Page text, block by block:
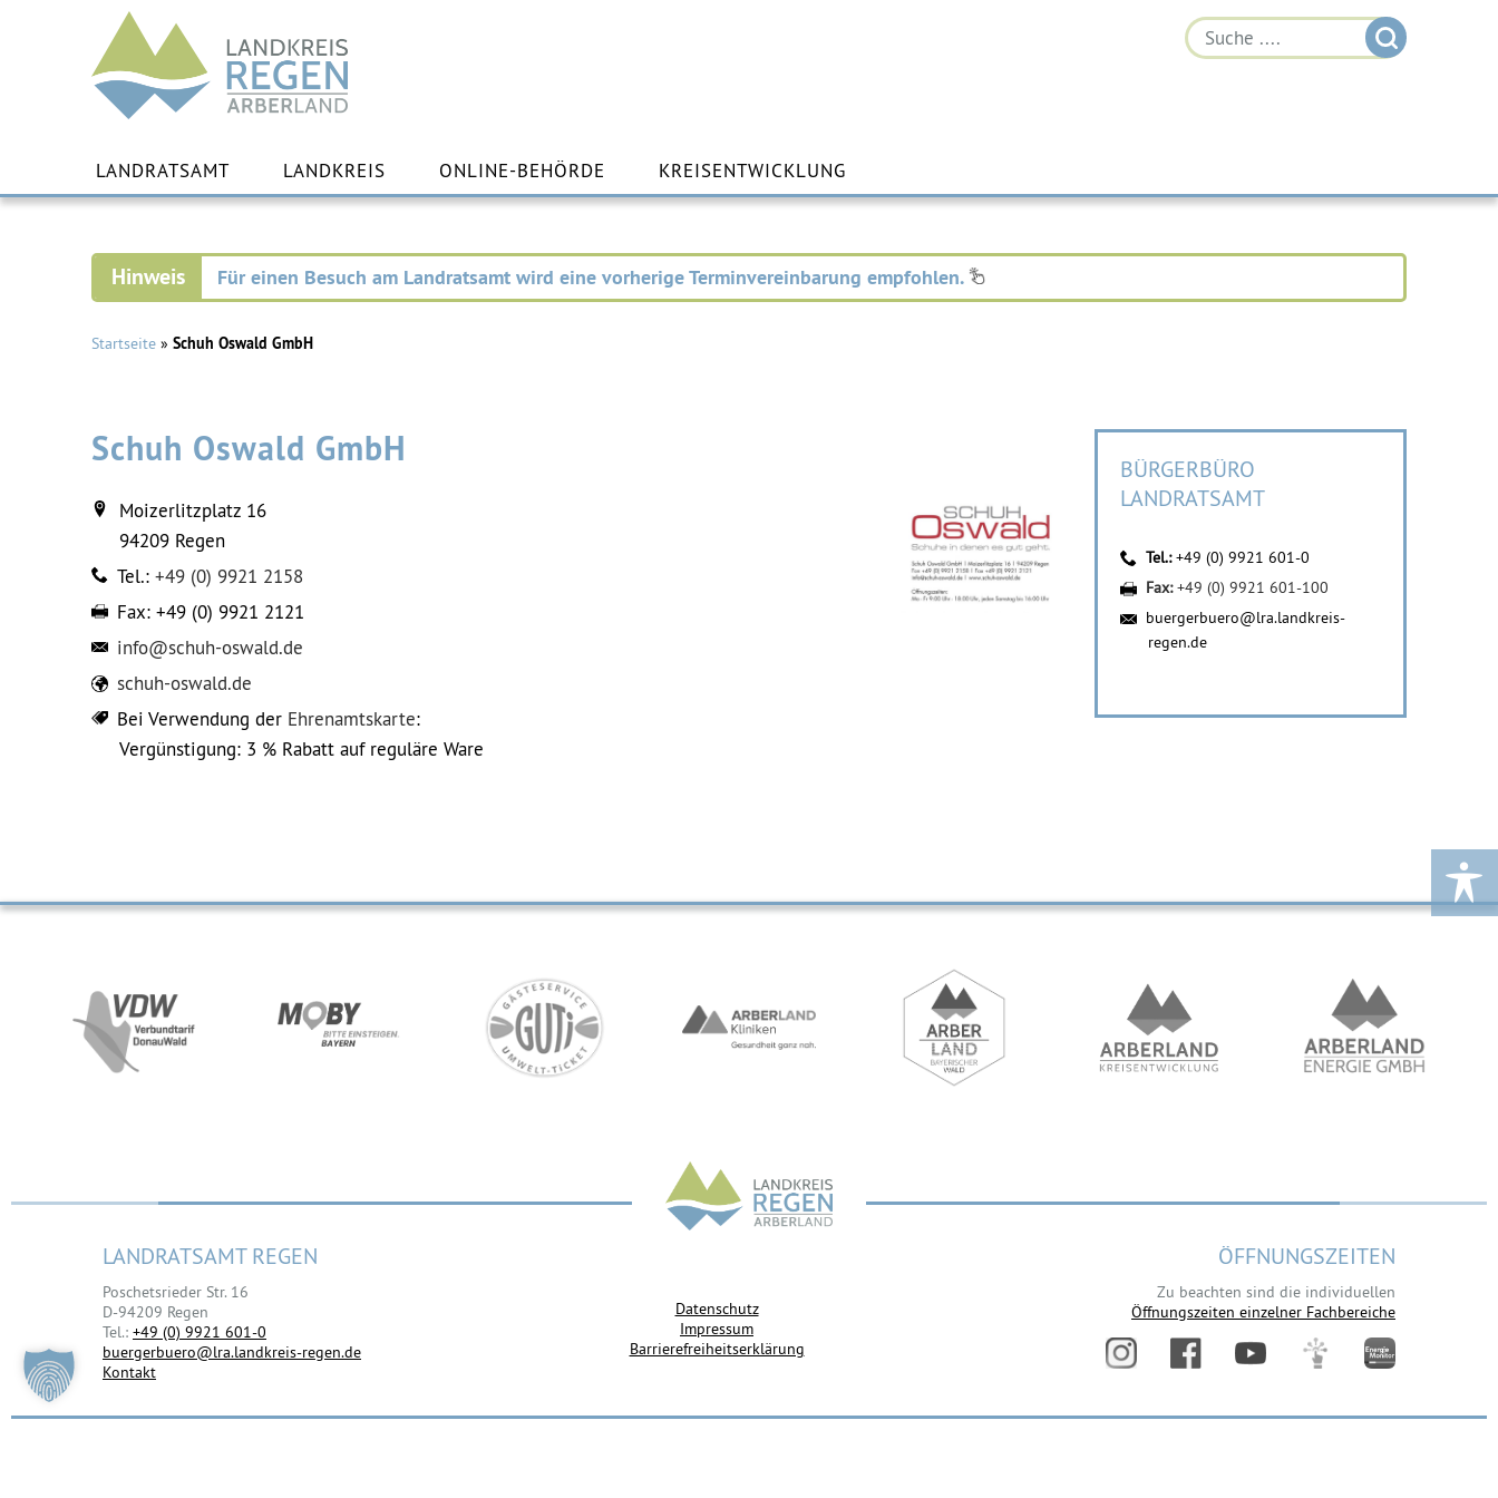
Landkreis
Regen
Inhalt
springen
LANDRATSAMT LANDKREIS ONLINE-BEHÖRDE KREISENTWICKLUNG
Für einen Besuch am Landratsamt wird eine vorherige Terminvereinbarung empfohlen.
Startseite » Schuh Oswald GmbH
Schuh Oswald GmbH
Moizerlitzplatz 16
94209 Regen
Tel.: +49 (0) 9921 2158
Fax: +49 (0) 9921 2121
info@schuh-oswald.de
schuh-oswald.de
Bei Verwendung der Ehrenamtskarte:
Vergünstigung: 3 % Rabatt auf reguläre Ware
BÜRGERBÜRO
LANDRATSAMT
Tel.:+49 (0) 9921 601-0
Fax:+49 (0) 9921 601-100
buergerbuero@lra.landkreis-
regen.de
LANDRATSAMT REGEN
Poschetsrieder Str. 16
D-94209 Regen
Tel.: +49 (0) 9921 601-0
buergerbuero@lra.landkreis-regen.de
Kontakt
Datenschutz
Impressum
Barrierefreiheitserklärung
ÖFFNUNGSZEITEN
Zu beachten sind die individuellen
Öffnungszeiten einzelner Fachbereiche